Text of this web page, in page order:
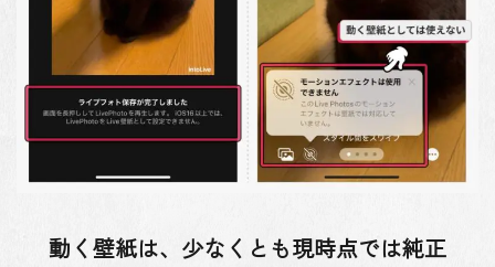
動く壁紙は、少なくとも現時点では純正